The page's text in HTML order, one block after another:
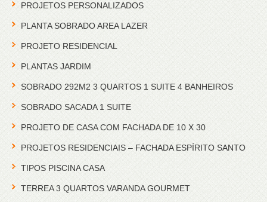
PROJETOS PERSONALIZADOS
PLANTA SOBRADO AREA LAZER
PROJETO RESIDENCIAL
PLANTAS JARDIM
SOBRADO 292M2 3 QUARTOS 1 SUITE 4 BANHEIROS
SOBRADO SACADA 1 SUITE
PROJETO DE CASA COM FACHADA DE 10 X 30
PROJETOS RESIDENCIAIS – FACHADA ESPÍRITO SANTO
TIPOS PISCINA CASA
TERREA 3 QUARTOS VARANDA GOURMET